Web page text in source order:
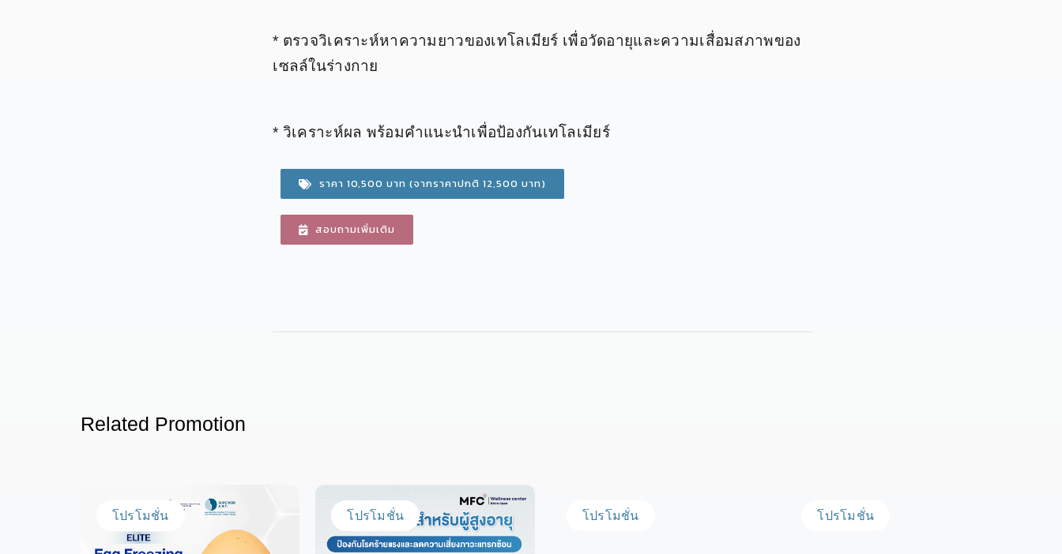
* ตรวจวิเคราะห์หาความยาวของเทโลเมียร์ เพื่อวัดอายุและความเสื่อมสภาพของ
เซลล์ในร่างกาย
* วิเคราะห์ผล พร้อมคำแนะนำเพื่อป้องกันเทโลเมียร์
ราคา 10,500 บาท (จากราคาปกติ 12,500 บาท)
สอบถามเพิ่มเติม
Related Promotion
โปรโมชั่น โปรโมชั่น โปรโมชั่น โปรโมชั่น